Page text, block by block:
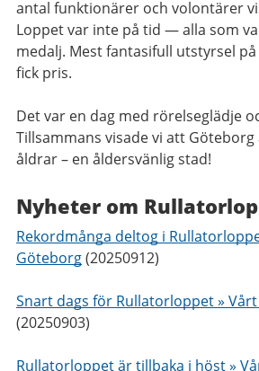
antal funktionärer och volontärer
Loppet var inte på tid —alla som
medalj. Mest fantasifull utstyrsel
fick pris.
Det var en dag med rörelseglädje
Tillsammans visade vi att
åldrar – en åldersvänlig stad!
Nyheter om
Rekordmånga deltog i
Göteborg(20250912)
Snart dags för Rullatorloppet »
(20250903)
Rullatorloppet är tillbaka i höst »